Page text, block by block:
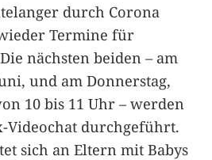
durch Corona
Termine für
nächsten beiden – am
und am Donnerstag,
10 bis 11 Uhr – werden
Videochat durchgeführt.
sich an Eltern mit Babys